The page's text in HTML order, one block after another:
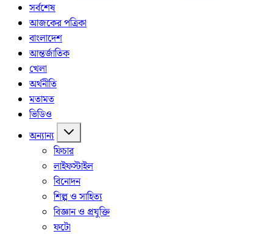
সর্বশেষ
আজকের পত্রিকা
বাংলাদেশ
আন্তর্জাতিক
খেলা
অর্থনীতি
মতামত
ভিডিও
অন্যান্য
ফিচার
লাইফস্টাইল
বিনোদন
শিল্প ও সাহিত্য
বিজ্ঞান ও প্রযুক্তি
ফটো